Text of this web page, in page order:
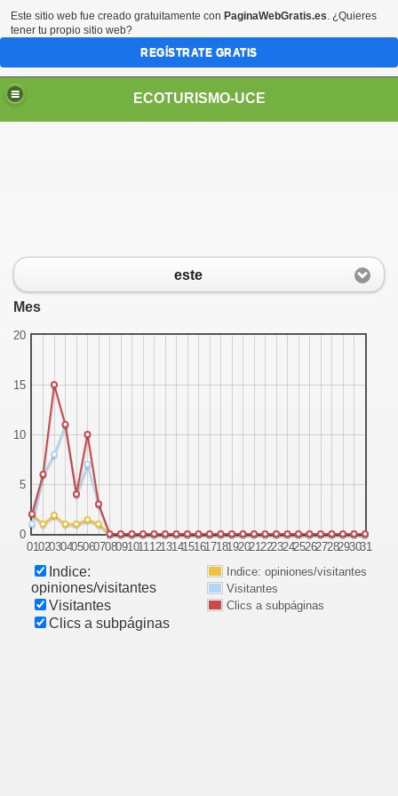
ECOTURISMO-UCE
este
Mes
01020304050607080910111213141516171819202122232425262728293031
0
5
10
15
20
Indice: opiniones/visitantes
Visitantes
Clics a subpáginas
Indice:
opiniones/visitantes
Visitantes
Clics a subpáginas
del Ecuador
Este sitio web fue creado gratuitamente con PaginaWebGratis.es. ¿Quieres
tener tu propio sitio web?
REGÍSTRATE GRATIS